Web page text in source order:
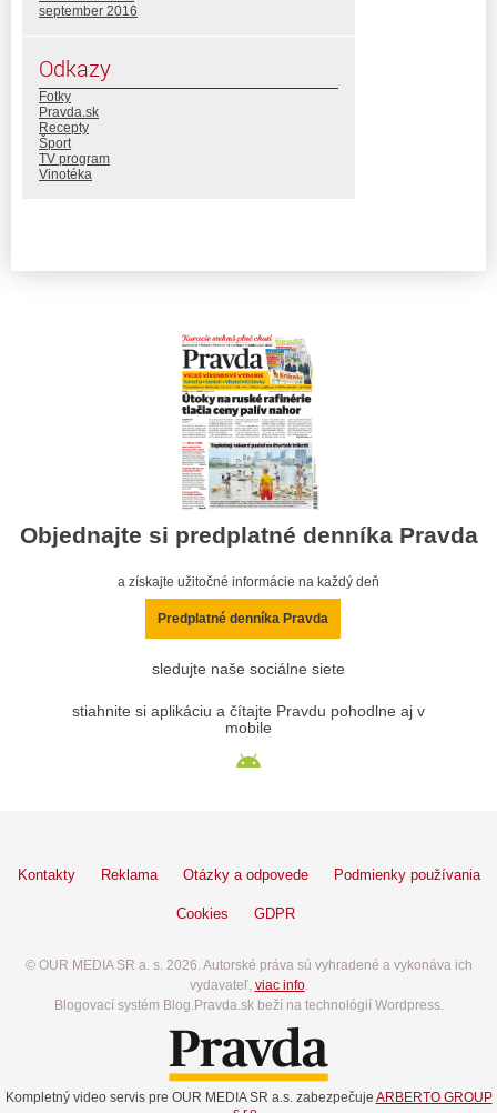
september 2016
Odkazy
Fotky
Pravda.sk
Recepty
Šport
TV program
Vinotéka
Objednajte si predplatné denníka Pravda
a získajte užitočné informácie na každý deň
Predplatné denníka Pravda
sledujte naše sociálne siete
stiahnite si aplikáciu a čítajte Pravdu pohodlne aj v
mobile
Kontakty Reklama Otázky a odpovede Podmienky používania
Cookies GDPR
© OUR MEDIA SR a. s. 2026. Autorské práva sú vyhradené a vykonáva ich
vydavateľ, viac info.
Blogovací systém Blog.Pravda.sk beží na technológií Wordpress.
Kompletný video servis pre OUR MEDIA SR a.s. zabezpečuje ARBERTO GROUP